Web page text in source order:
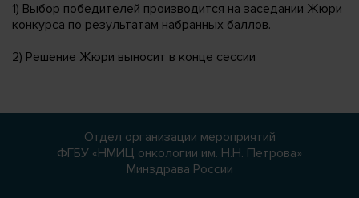
1) Выбор победителей производится на заседании Жюри
конкурса по результатам набранных баллов.
2) Решение Жюри выносит в конце сессии
Отдел организации мероприятий
ФГБУ «НМИЦ онкологии им. Н.Н. Петрова»
Минздрава России